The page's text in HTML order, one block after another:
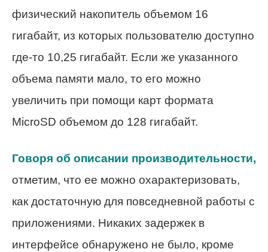
физический накопитель объемом 16
гигабайт, из которых пользователю доступно
где-то 10,25 гигабайт. Если же указанного
объема памяти мало, то его можно
увеличить при помощи карт формата
MicroSD объемом до 128 гигабайт.
Говоря об описании производительности,
отметим, что ее можно охарактеризовать,
как достаточную для повседневной работы с
приложениями. Никаких задержек в
интерфейсе обнаружено не было, кроме